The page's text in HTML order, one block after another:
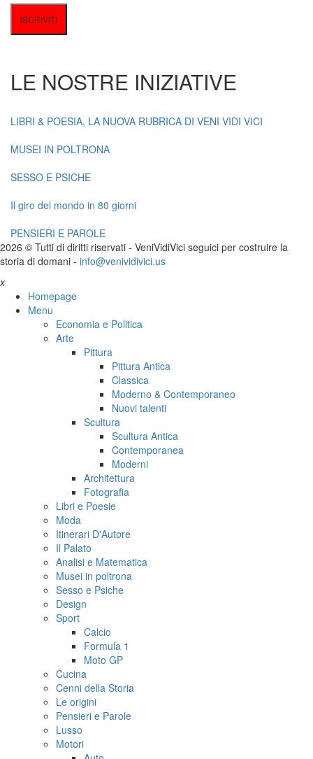
LE NOSTRE INIZIATIVE
LIBRI & POESIA, LA NUOVA RUBRICA DI VENI VIDI VICI
MUSEI IN POLTRONA
SESSO E PSICHE
Il giro del mondo in 80 giorni
PENSIERI E PAROLE
2026 © Tutti di diritti riservati - VeniVidiVici seguici per costruire la
storia di domani - info@venividivici.us
x
Homepage
Menu
Economia e Politica
Arte
Pittura
Pittura Antica
Classica
Moderno & Contemporaneo
Nuovi talenti
Scultura
Scultura Antica
Contemporanea
Moderni
Architettura
Fotografia
Libri e Poesie
Moda
Itinerari D'Autore
Il Palato
Analisi e Matematica
Musei in poltrona
Sesso e Psiche
Design
Sport
Calcio
Formula 1
Moto GP
Cucina
Cenni della Storia
Le origini
Pensieri e Parole
Lusso
Motori